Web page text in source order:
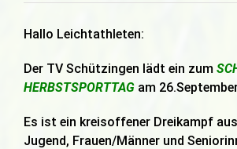
Hallo Leichtathleten:
Der TV Schützingen lädt ein zum
HERBSTSPORTTAG am
Es ist ein kreisoffener Dreikampf
Jugend, Frauen/Männer und